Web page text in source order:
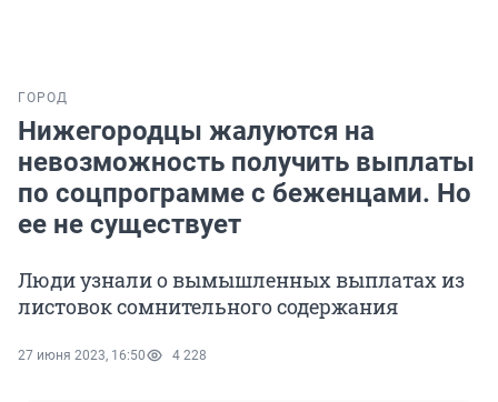
ГОРОД
Нижегородцы жалуются на
невозможность получить выплаты
по соцпрограмме с беженцами. Но
ее не существует
Люди узнали о вымышленных выплатах из
листовок сомнительного содержания
27 июня 2023, 16:50 4 228